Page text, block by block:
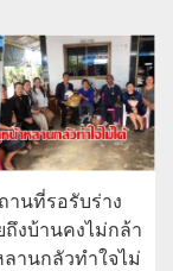
านที่รอรับร่าง
ถึงบ้านคงไม่กล้า
านกลัวทำใจไม่